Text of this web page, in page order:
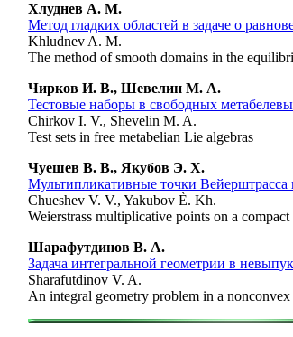
Хлуднев А. М.
Метод гладких областей в задаче о
Khludnev A. M.
The method of smooth domains in the
Чирков И. В., Шевелин М. А.
Тестовые наборы в свободных
Chirkov I. V., Shevelin M. A.
Test sets in free metabelian Lie algebras
Чуешев В. В., Якубов Э. Х.
Мультипликативные точки
Chueshev V. V., Yakubov È. Kh.
Weierstrass multiplicative points on a
Шарафутдинов В. А.
Задача интегральной геометрии в
Sharafutdinov V. A.
An integral geometry problem in a nonconvex